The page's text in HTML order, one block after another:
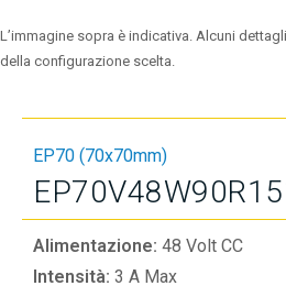
L’immagine sopra è indicativa. Alcuni
della configurazione scelta.
EP70 (70x70mm)
Alimentazione: 48 Volt CC
Intensità: 3 A Max